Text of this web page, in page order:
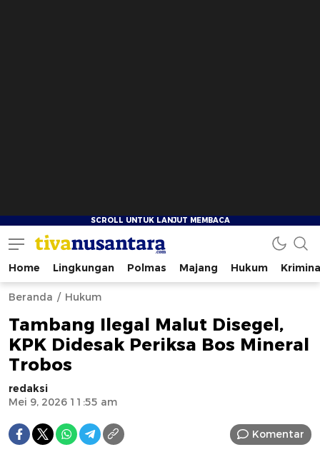
tivanusantara.com
Berita Nusantara
Home Lingkungan Polmas Majang Hukum
Beranda Hukum
Tambang Ilegal Malut Disegel,
KPK Didesak Periksa Bos Mineral
Trobos
redaksi
Mei 9, 2026 11:55 am
Komentar